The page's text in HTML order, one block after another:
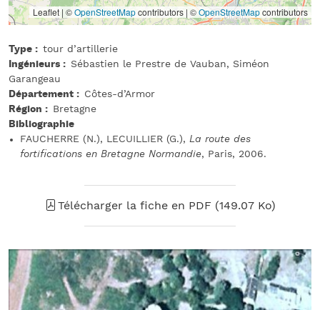
Leaflet | ©OpenStreetMapcontributors | ©OpenStreetMapcontributors
Type
tour d’artillerie
Ingénieurs
Sébastien le Prestre de Vauban, Siméon
Garangeau
Département
Côtes-d’Armor
Région
Bretagne
Bibliographie
FAUCHERRE (N.), LECUILLIER (G.), La route des
fortifications en Bretagne Normandie, Paris, 2006.
Télécharger la fiche en PDF (149.07 Ko)